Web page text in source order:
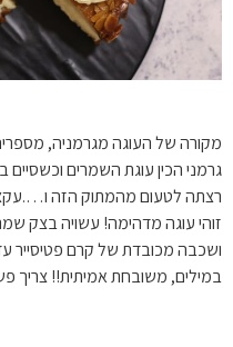
מקורה של העוגה מגרמניה,
גרמני הכין עוגת השמרים
רצתה לטעום מהמתוק הזה
זוהי עוגה מדהימה! עשויה בצק
ושכבה מכובדת של קרם פטיסייר
במילים, משובחת אמיתית!! צריך